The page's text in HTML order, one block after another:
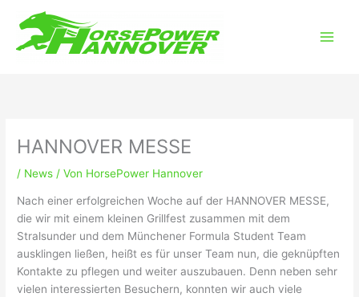
Inhalt
springen
HANNOVER MESSE
/ News / Von HorsePower Hannover
Nach einer erfolgreichen Woche auf der HANNOVER MESSE,
die wir mit einem kleinen Grillfest zusammen mit dem
Stralsunder und dem Münchener Formula Student Team
ausklingen ließen, heißt es für unser Team nun, die geknüpften
Kontakte zu pflegen und weiter auszubauen. Denn neben sehr
vielen interessierten Besuchern, konnten wir auch viele